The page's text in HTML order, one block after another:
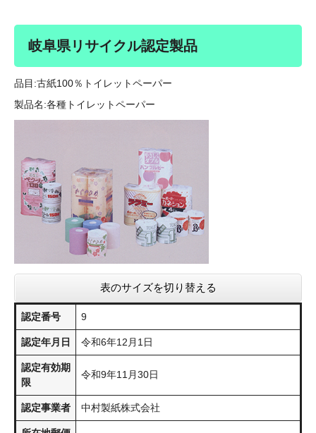
岐阜県リサイクル認定製品
品目:古紙100％トイレットペーパー
製品名:各種トイレットペーパー
表のサイズを切り替える
認定番号 9
認定年月日 令和6年12月1日
認定有効期
限
令和9年11月30日
認定事業者 中村製紙株式会社